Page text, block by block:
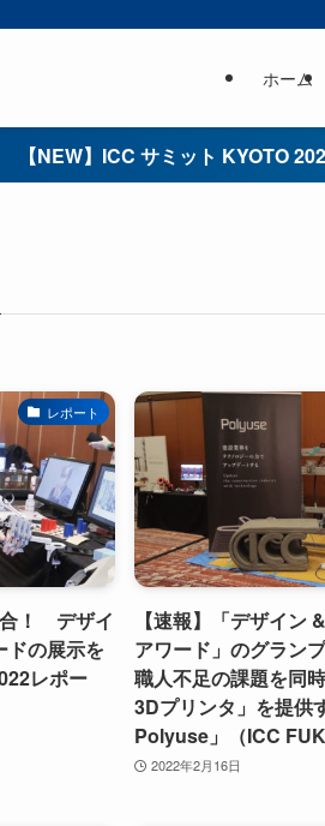
ホーム
【NEW】ICC サミット KYOTO
レポート
合！ デザイ
ドの展示を
レポー
【速報】「デザイン
アワード」のグラン
職人不足の課題を同
3Dプリンタ」を提供
Polyuse」（ICC
2022年2月16日